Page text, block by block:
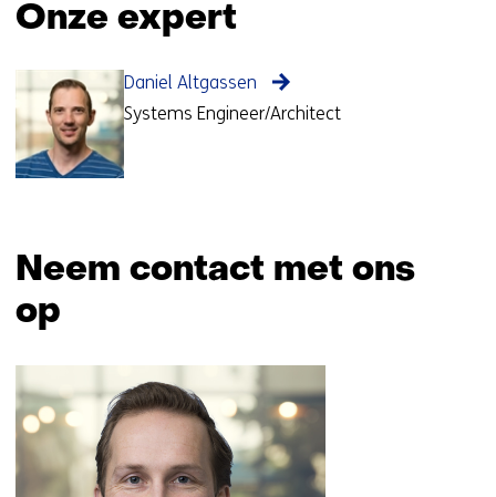
Onze expert
Daniel Altgassen
Systems Engineer/Architect
Neem contact met ons
op
over
(Neem
contact
met